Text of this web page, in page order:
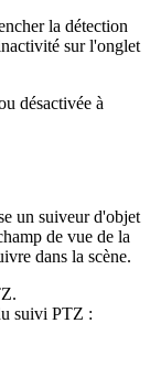
la détection
sur l'onglet
désactivée à
un suiveur d'objet
de vue de la
dans la scène.
suivi PTZ :